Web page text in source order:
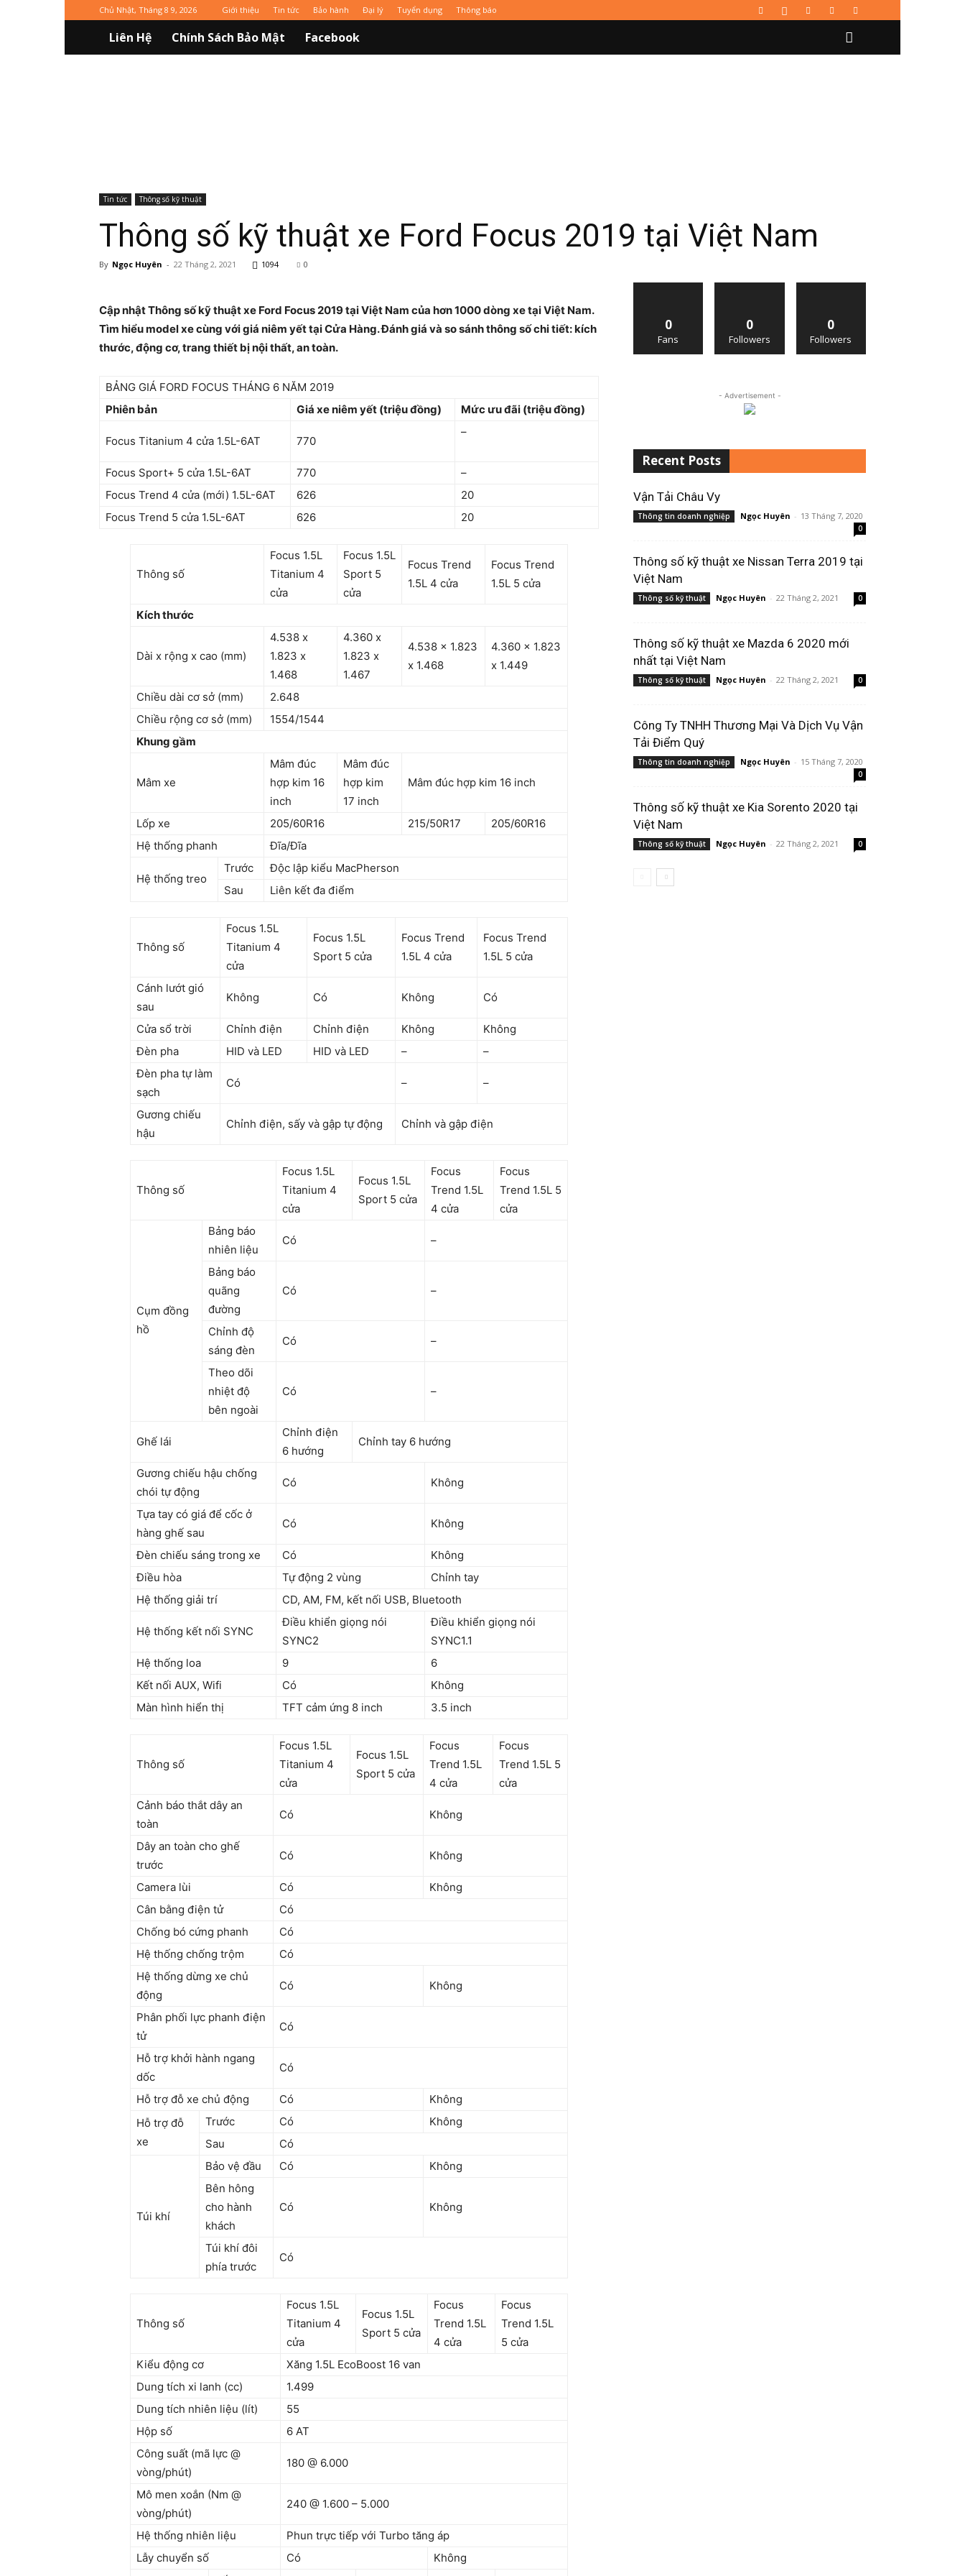
Chủ Nhật, Tháng 8 9, 2026 Giới thiệu Tin tức Bảo hành Đại lý Tuyển dụng Thông báo
Liên Hệ Chính Sách Bảo Mật Facebook
Tin tức Thông số kỹ thuật
Thông số kỹ thuật xe Ford Focus 2019 tại Việt Nam
By Ngọc Huyên - 22 Tháng 2, 2021 1094 0
Cập nhật Thông số kỹ thuật xe Ford Focus 2019 tại Việt Nam của hơn 1000 dòng xe tại Việt Nam.
Tìm hiểu model xe cùng với giá niêm yết tại Cửa Hàng. Đánh giá và so sánh thông số chi tiết: kích
thước, động cơ, trang thiết bị nội thất, an toàn.
BẢNG GIÁ FORD FOCUS THÁNG 6 NĂM 2019
Phiên bản
Giá xe niêm yết (triệu đồng) Mức ưu đãi (triệu đồng)
Focus Titanium 4 cửa 1.5L-6AT 770
–
Focus Sport+ 5 cửa 1.5L-6AT 770
–
Focus Trend 4 cửa (mới) 1.5L-6AT
626
20
Focus Trend 5 cửa 1.5L-6AT
626 20
Thông số
Focus 1.5L
Titanium 4
cửa
Focus 1.5L
Sport 5
cửa
Focus Trend
1.5L 4 cửa
Focus Trend
1.5L 5 cửa
Kích thước
Dài x rộng x cao (mm)
4.538 x
1.823 x
1.468
4.360 x
1.823 x
1.467
4.538 x 1.823
x 1.468
4.360 x 1.823
x 1.449
Chiều dài cơ sở (mm)
2.648
Chiều rộng cơ sở (mm)
1554/1544
Khung gầm
Mâm xe
Mâm đúc
hợp kim 16
inch
Mâm đúc
hợp kim
17 inch
Mâm đúc hợp kim 16 inch
Lốp xe 205/60R16 215/50R17
205/60R16
Hệ thống phanh
Đĩa/Đĩa
Hệ thống treo
Trước
Độc lập kiểu MacPherson
Sau
Liên kết đa điểm
Thông số
Focus 1.5L
Titanium 4
cửa
Focus 1.5L
Sport 5 cửa
Focus Trend
1.5L 4 cửa
Focus Trend
1.5L 5 cửa
Cánh lướt gió
sau
Không Có Không Có
Cửa sổ trời Chỉnh điện Chỉnh điện Không
Không
Đèn pha
HID và LED HID và LED –
–
Đèn pha tự làm
sạch
Có – –
Gương chiếu
hậu
Chỉnh điện, sấy và gập tự động Chỉnh và gập điện
Thông số
Focus 1.5L
Titanium 4
cửa
Focus 1.5L
Sport 5 cửa
Focus
Trend 1.5L
4 cửa
Focus
Trend 1.5L 5
cửa
Cụm đồng
hồ
Bảng báo
nhiên liệu
Có –
Bảng báo
quãng
đường
Có –
Chỉnh độ
sáng đèn
Có –
Theo dõi
nhiệt độ
bên ngoài
Có –
Ghế lái
Chỉnh điện
6 hướng
Chỉnh tay 6 hướng
Gương chiếu hậu chống
chói tự động
Có Không
Tựa tay có giá để cốc ở
hàng ghế sau
Có Không
Đèn chiếu sáng trong xe Có
Không
Điều hòa
Tự động 2 vùng
Chỉnh tay
Hệ thống giải trí
CD, AM, FM, kết nối USB, Bluetooth
Hệ thống kết nối SYNC
Điều khiển giọng nói
SYNC2
Điều khiển giọng nói
SYNC1.1
Hệ thống loa
9
6
Kết nối AUX, Wifi
Có
Không
Màn hình hiển thị
TFT cảm ứng 8 inch 3.5 inch
Thông số
Focus 1.5L
Titanium 4
cửa
Focus 1.5L
Sport 5 cửa
Focus
Trend 1.5L
4 cửa
Focus
Trend 1.5L 5
cửa
Cảnh báo thắt dây an
toàn
Có Không
Dây an toàn cho ghế
trước
Có Không
Camera lùi Có
Không
Cân bằng điện tử
Có
Chống bó cứng phanh
Có
Hệ thống chống trộm
Có
Hệ thống dừng xe chủ
động
Có Không
Phân phối lực phanh điện
tử
Có
Hỗ trợ khởi hành ngang
dốc
Có
Hỗ trợ đỗ xe chủ động Có
Không
Hỗ trợ đỗ
xe
Trước Có
Không
Sau
Có
Túi khí
Bảo vệ đầu Có
Không
Bên hông
cho hành
khách
Có Không
Túi khí đôi
phía trước
Có
Thông số
Focus 1.5L
Titanium 4
cửa
Focus 1.5L
Sport 5 cửa
Focus
Trend 1.5L
4 cửa
Focus
Trend 1.5L
5 cửa
Kiểu động cơ
Xăng 1.5L EcoBoost 16 van
Dung tích xi lanh (cc)
1.499
Dung tích nhiên liệu (lít)
55
Hộp số
6 AT
Công suất (mã lực @
vòng/phút)
180 @ 6.000
Mô men xoắn (Nm @
vòng/phút)
240 @ 1.600 – 5.000
Hệ thống nhiên liệu
Phun trực tiếp với Turbo tăng áp
Lẫy chuyển số
Có
Không
0
Fans
0
Followers
0
Followers
- Advertisement -
Recent Posts
Vận Tải Châu Vy
Thông tin doanh nghiệp Ngọc Huyên - 13 Tháng 7, 2020
0
Thông số kỹ thuật xe Nissan Terra 2019 tại
Việt Nam
Thông số kỹ thuật Ngọc Huyên - 22 Tháng 2, 2021 0
Thông số kỹ thuật xe Mazda 6 2020 mới
nhất tại Việt Nam
Thông số kỹ thuật Ngọc Huyên - 22 Tháng 2, 2021 0
Công Ty TNHH Thương Mại Và Dịch Vụ Vận
Tải Điểm Quý
Thông tin doanh nghiệp Ngọc Huyên - 15 Tháng 7, 2020
0
Thông số kỹ thuật xe Kia Sorento 2020 tại
Việt Nam
Thông số kỹ thuật Ngọc Huyên - 22 Tháng 2, 2021 0